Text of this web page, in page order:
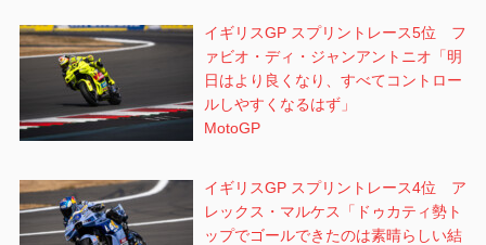
イギリスGP スプリントレース5位 フ
ァビオ・ディ・ジャンアントニオ「明
日はより良くなり、すべてコントロー
ルしやすくなるはず」
MotoGP
イギリスGP スプリントレース4位 ア
レックス・マルケス「ドゥカティ勢ト
ップでゴールできたのは素晴らしい結